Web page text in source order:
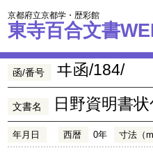
京都府立京都学・歴彩館
東寺百合文書
函/番号 ヰ函/184/
文書名 日野資明書
年月日 西暦 0年 寸法（